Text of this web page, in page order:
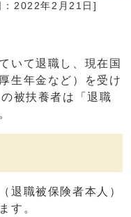
：2022年2月21日]
いて退職し、現在国
生年金など）を受け
被扶養者は「退職
退職被保険者本人）
す。